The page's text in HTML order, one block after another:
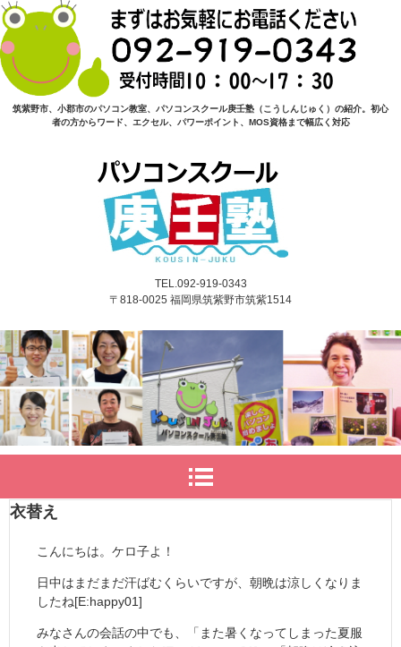
筑紫野市、小郡市のパソコン教室、パソコンスクール庚壬塾（こうしんじゅく）の紹介。初心
者の方からワード、エクセル、パワーポイント、MOS資格まで幅広く対応
TEL.092-919-0343
〒818-0025 福岡県筑紫野市筑紫1514
衣替え
こんにちは。ケロ子よ！
日中はまだまだ汗ばむくらいですが、朝晩は涼しくなりま
したね[E:happy01]
みなさんの会話の中でも、「また暑くなってしまった夏服